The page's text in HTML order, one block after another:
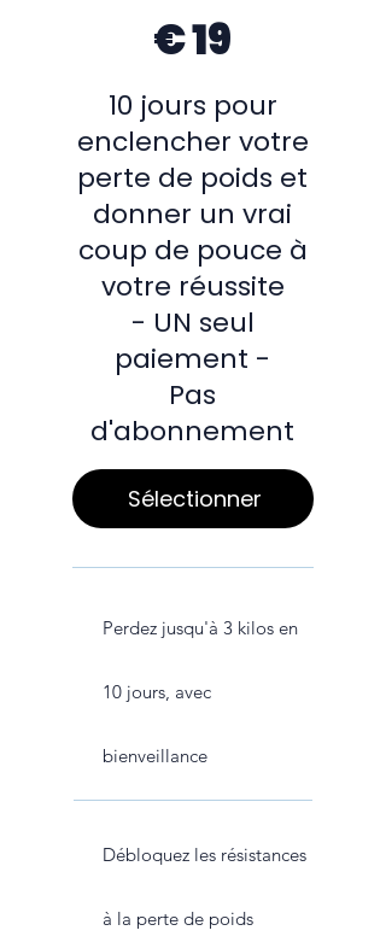
€19
10 jours pour
enclencher votre
perte de poids et
donner un vrai
coup de pouce à
votre réussite
- UN seul
paiement -
Pas
d'abonnement
Sélectionner
Perdez jusqu'à 3 kilos en
10 jours, avec
bienveillance
Débloquez les résistances
à la perte de poids